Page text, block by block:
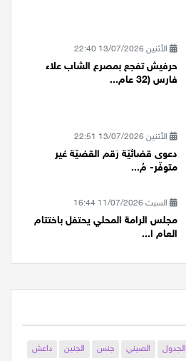
الأثنين 13/07/2026 22:40
حرفيش تفجع بمصرع الشاب علاء
فارس (32 عام...
الأثنين 13/07/2026 22:51
دعوى قضائيّة رَقم القضيّة غير
متوفّر- مُ...
السبت 11/07/2026 16:44
مجلس الرامة المحلي يحتفل باختتام
العام ا...
الجدول الصيني جنس الجنين
داعش